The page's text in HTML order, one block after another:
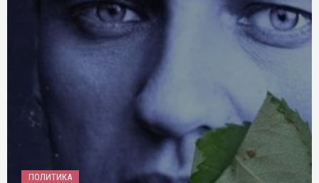
ПОЛИТИКА